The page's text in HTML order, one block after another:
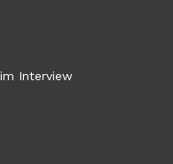
Interview